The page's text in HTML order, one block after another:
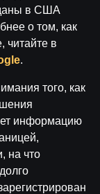
вызвать
в США
о том, как
читайте в
.
того, как
информацию
на что